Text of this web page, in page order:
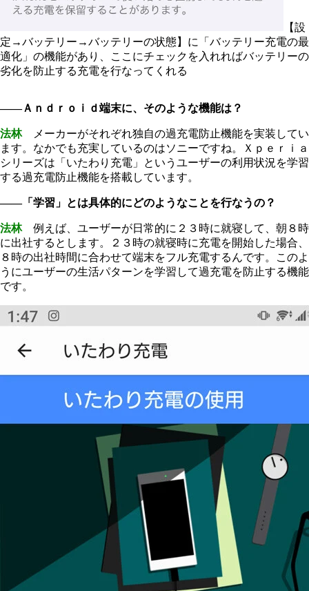
【設
定→バッテリー→バッテリーの状態】に「バッテリー充電の最
適化」の機能があり、ここにチェックを入れればバッテリーの
劣化を防止する充電を行なってくれる
――Ａｎｄｒｏｉｄ端末に、そのような機能は？
法林メーカーがそれぞれ独自の過充電防止機能を実装してい
ます。なかでも充実しているのはソニーですね。Ｘｐｅｒｉａ
シリーズは「いたわり充電」というユーザーの利用状況を学習
する過充電防止機能を搭載しています。
――「学習」とは具体的にどのようなことを行なうの？
法林例えば、ユーザーが日常的に２３時に就寝して、朝８時
に出社するとします。２３時の就寝時に充電を開始した場合、
８時の出社時間に合わせて端末をフル充電するんです。このよ
うにユーザーの生活パターンを学習して過充電を防止する機能
です。